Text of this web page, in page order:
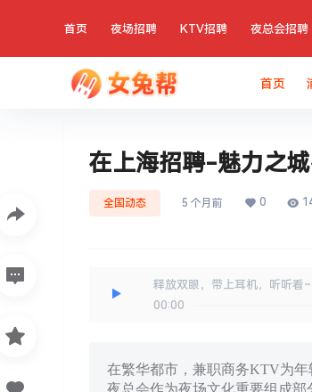
首页 夜场招聘 KTV招聘 夜总会招聘
首页
在上海招聘-魅力之
全国动态 5 个月前 0
释放双眼，带上耳机，听听看~
00:00
在繁华都市，兼职商务KTV为
夜总会作为夜场文化重要组成